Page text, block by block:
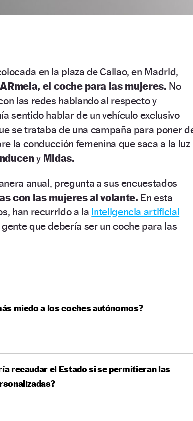
en la plaza de Callao, en Madrid,
el coche para las mujeres. No
las redes hablando al respecto y
sentido hablar de un vehículo exclusivo
se trataba de una campaña para poner
la conducción femenina que saca a la luz
y Midas.
anual, pregunta a sus encuestados
con las mujeres al volante. En esta
han recurrido a la inteligencia artificial
que debería ser un coche para las
miedo a los coches autónomos?
recaudar el Estado si se permitieran las